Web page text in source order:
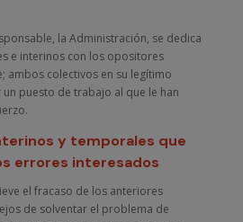
la Administración, se dedica
e interinos con los opositores
ambos colectivos en su legítimo
puesto de trabajo al que le han
y temporales que
errores interesados
el fracaso de los anteriores
de solventar el problema de